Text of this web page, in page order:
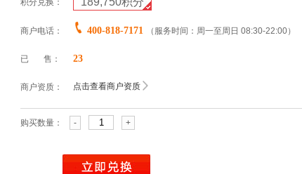
积分兑换：
商户电话： 400-818-7171 （服务时间：周一至周日 08:30-22:00）
已 售： 23
商户资质： 点击查看商户资质
购买数量： - +